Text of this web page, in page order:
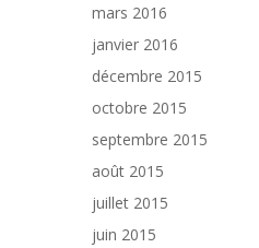
mars 2016
janvier 2016
décembre 2015
octobre 2015
septembre 2015
août 2015
juillet 2015
juin 2015